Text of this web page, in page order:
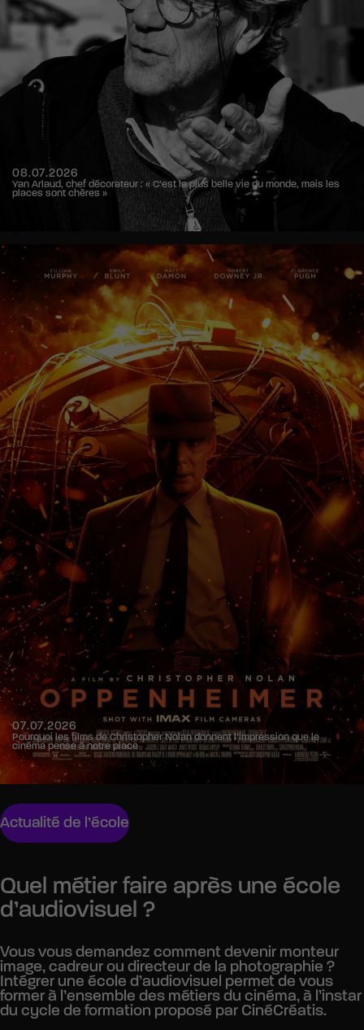
08.07.2026
Yan Arlaud, chef décorateur : « C’est la plus belle vie du monde, mais les
places sont chères »
07.07.2026
Pourquoi les films de Christopher Nolan donnent l’impression que le
cinéma pense à notre place
Actualité de l’école
Quel métier faire après une école
d’audiovisuel ?
Vous vous demandez comment devenir monteur
image, cadreur ou directeur de la photographie ?
Intégrer une école d’audiovisuel permet de vous
former à l’ensemble des métiers du cinéma, à l’instar
du cycle de formation proposé par CinéCréatis.